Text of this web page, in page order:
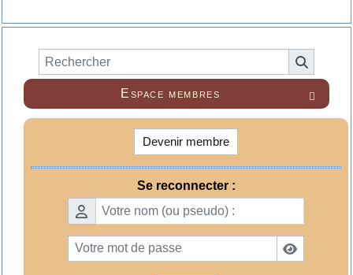

Espace membres
Devenir membre
Se reconnecter :